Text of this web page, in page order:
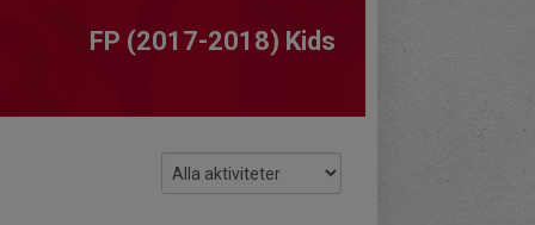
FP (2017-2018) Kids